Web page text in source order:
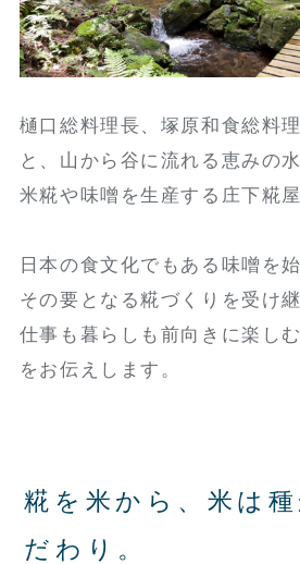
樋口総料理長、塚原和食総料
と、山から谷に流れる恵みの
米糀や味噌を生産する庄下糀
日本の食文化でもある味噌を
その要となる糀づくりを受け
仕事も暮らしも前向きに楽し
をお伝えします。
糀を米から、米は種
だわり。